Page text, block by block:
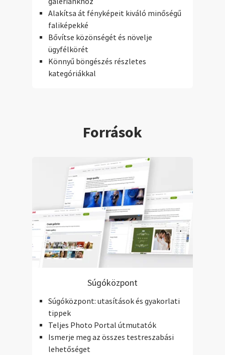
Alakítsa át fényképeit kiváló minőségű
faliképekké
Bővítse közönségét és növelje
ügyfélkörét
Könnyű böngészés részletes
kategóriákkal
Források
Súgóközpont
Súgóközpont: utasítások és gyakorlati
tippek
Teljes Photo Portal útmutatók
Ismerje meg az összes testreszabási
lehetőséget